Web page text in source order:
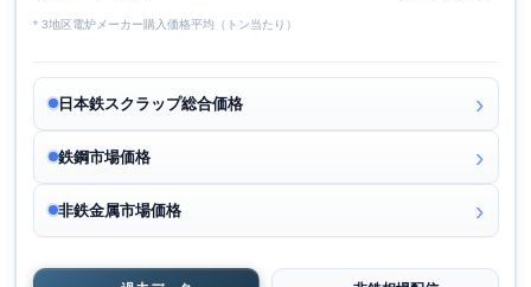
* 3地区電炉メーカー購入価格平均（トン当たり）
日本鉄スクラップ総合価格
鉄鋼市場価格
非鉄金属市場価格